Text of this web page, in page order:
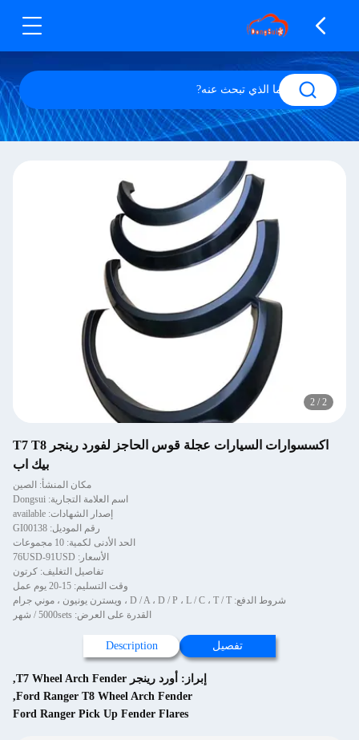
2 / 2
اكسسوارات السيارات عجلة قوس الحاجز لفورد رينجر T7 T8
بيك اب
مكان المنشأ: الصين
اسم العلامة التجارية: Dongsui
إصدار الشهادات: available
رقم الموديل: GI00138
الحد الأدنى لكمية: 10 مجموعات
الأسعار: 76USD-91USD
تفاصيل التغليف: كرتون
وقت التسليم: 15-20 يوم عمل
شروط الدفع: D / A ، D / P ، L / C ، T / T ، ويسترن يونيون ، موني جرام
القدرة على العرض: 5000sets / شهر
تفصيل Description
إبراز: أورد رينجر T7 Wheel Arch Fender
,
Ford Ranger T8 Wheel Arch Fender
,
Ford Ranger Pick Up Fender Flares